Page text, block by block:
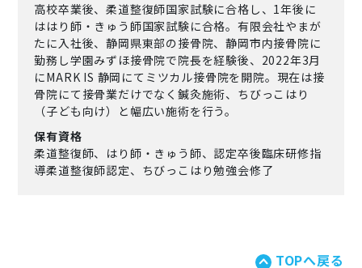
高校卒業後、柔道整復師国家試験に合格し、1年後に
ははり師・きゅう師国家試験に合格。有限会社やまが
たに入社後、静岡県東部の接骨院、静岡市内接骨院に
勤務し学園みずほ接骨院で院長を経験後、2022年3月
にMARK IS 静岡にてミツカル接骨院を開院。現在は接
骨院にて接骨業だけでなく鍼灸施術、ちびっこはり
（子ども向け）と幅広い施術を行う。
保有資格
柔道整復師、はり師・きゅう師、認定卒後臨床研修指
導柔道整復師認定、ちびっこはり勉強会修了
TOPへ戻る